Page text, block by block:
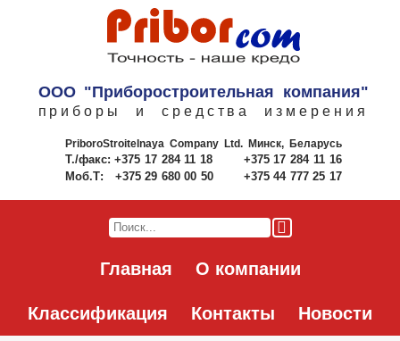
ООО "Приборостроительная компания"
приборы и средства измерения
PriboroStroitelnaya Company Ltd.Минск, Беларусь
Т./факс: +375 17 284 11 18
+375 17 284 11 16
Моб.Т:
+375 29 680 00 50 +375 44 777 25 17
Главная О компании
Классификация Контакты Новости